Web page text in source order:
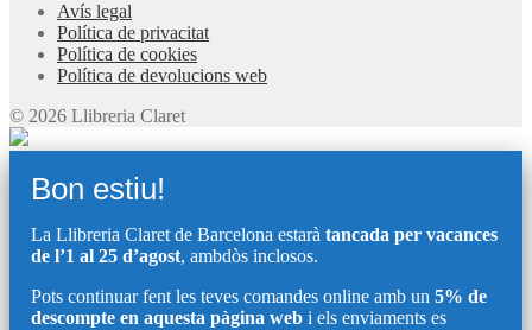
Avís legal
Política de privacitat
Política de cookies
Política de devolucions web
© 2026 Llibreria Claret
Bon estiu!
La Llibreria Claret de Barcelona estarà tancada per vacances
de l’1 al 25 d’agost, ambdòs inclosos.
Pots continuar fent les teves comandes online amb un 5% de
descompte en aquesta pàgina web i els enviaments es